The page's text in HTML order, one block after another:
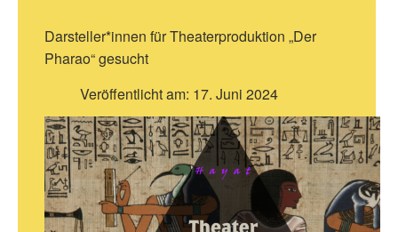
Darsteller*innen für Theaterproduktion „Der
Pharao“ gesucht
Veröffentlicht am: 17. Juni 2024